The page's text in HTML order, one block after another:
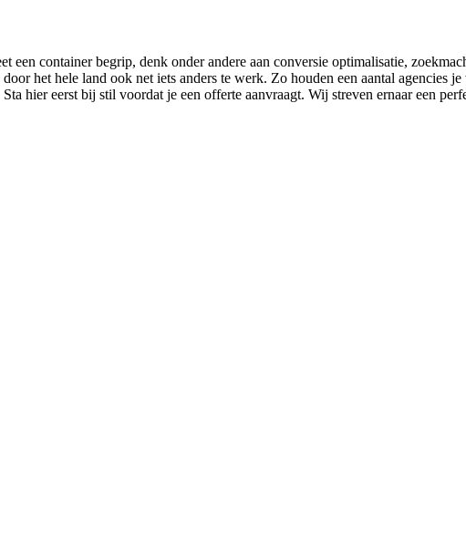
container begrip, denk onder andere aan conversie optimalisatie,
het hele land ook net iets anders te werk. Zo houden een aantal agencies
hier eerst bij stil voordat je een offerte aanvraagt. Wij streven ernaar een